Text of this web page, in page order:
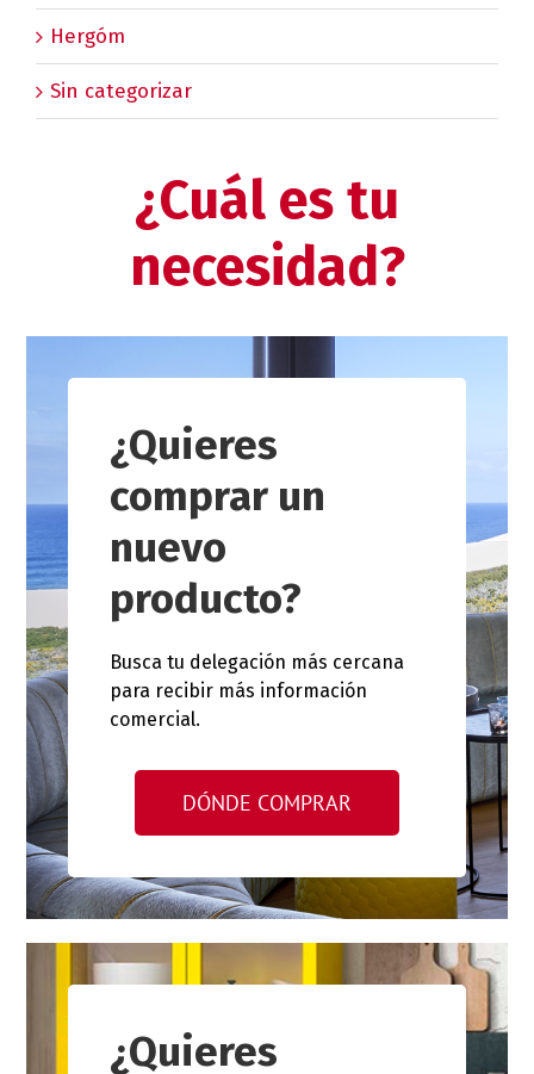
Hergóm
Sin categorizar
¿Cuál es tu
necesidad?
¿Quieres
comprar un
nuevo
producto?
Busca tu delegación más cercana
para recibir más información
comercial.
DÓNDE COMPRAR
¿Quieres